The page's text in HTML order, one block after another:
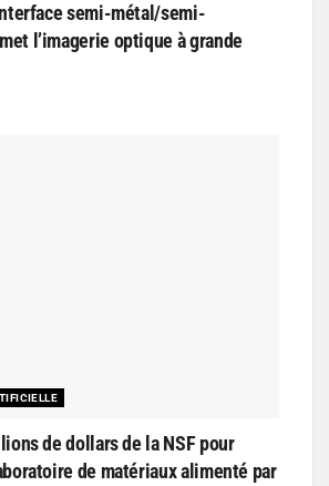
semi-métal/semi-
l’imagerie optique à grande
de dollars de la NSF pour
de matériaux alimenté par